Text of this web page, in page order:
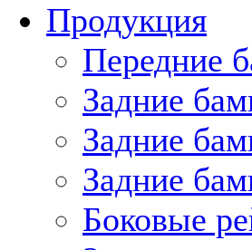
Продукция
Передние
Задние
Задние
Задние
Боковые